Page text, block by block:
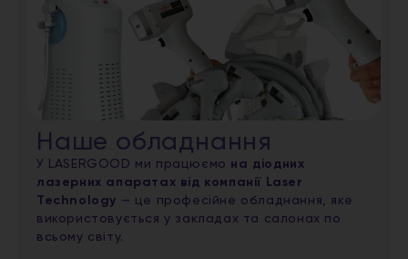
Наше обладнання
У LASERGOOD ми працюємо на діодних
лазерних апаратах від компанії Laser
Technology — це професійне обладнання, яке
використовується у закладах та салонах по
всьому світу.